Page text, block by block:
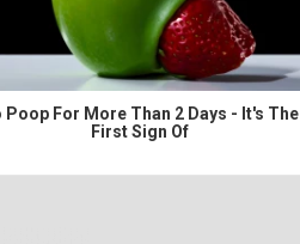
Poop For More Than 2 Days - It's The
First Sign Of